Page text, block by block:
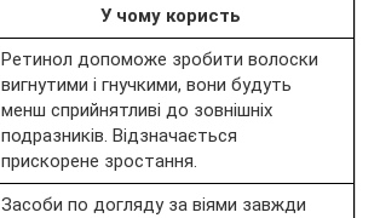
У чому користь
Ретинол допоможе зробити волоски
вигнутими і гнучкими, вони будуть
менш сприйнятливі до зовнішніх
подразників. Відзначається
прискорене зростання.
Засоби по догляду за віями завжди